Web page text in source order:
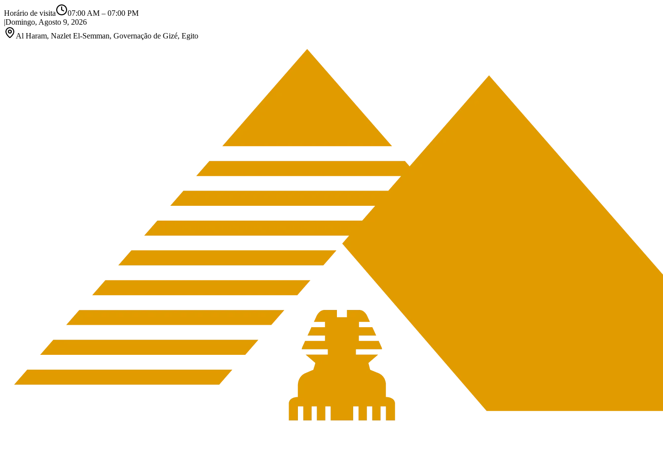
Horário de visita 07:00 AM – 07:00 PM
|Domingo, Agosto 9, 2026
Al Haram, Nazlet El-Semman, Governação de Gizé, Egito